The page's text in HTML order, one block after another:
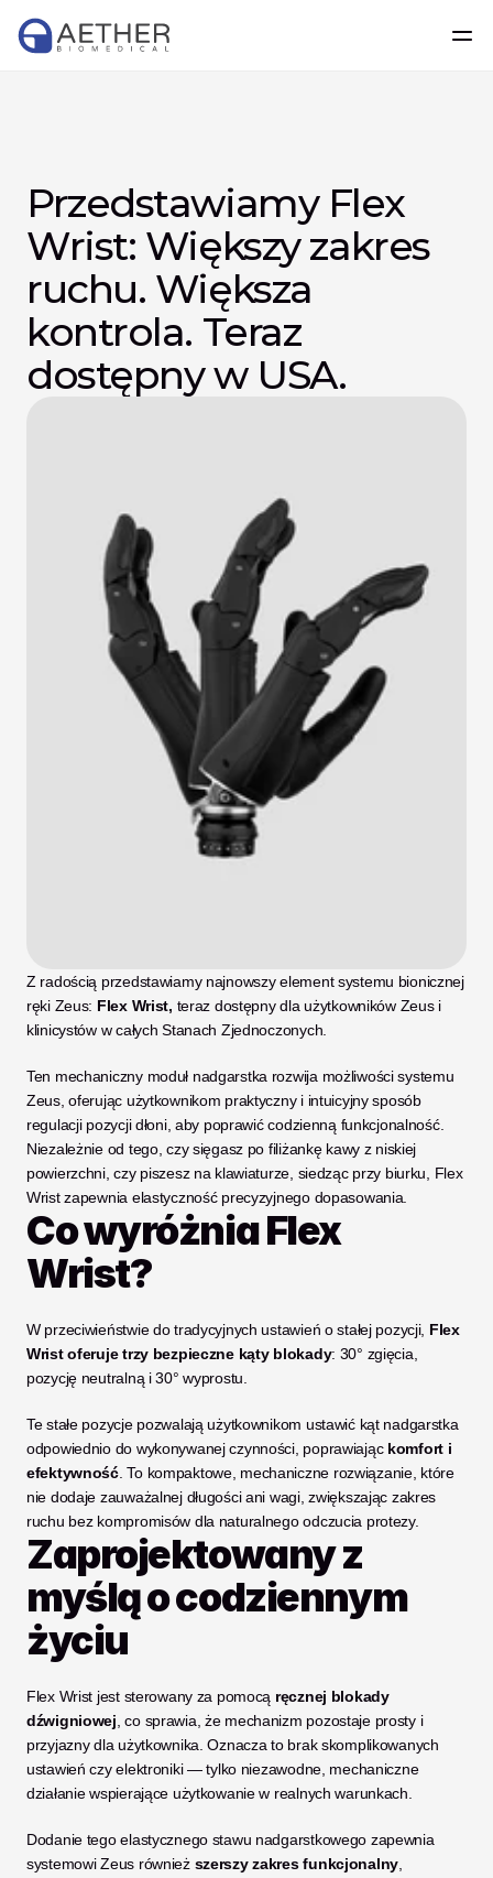
Przedstawiamy Flex
Wrist: Większy zakres
ruchu. Większa
kontrola. Teraz
dostępny w USA.
Z radością przedstawiamy najnowszy element systemu bionicznej
ręki Zeus: Flex Wrist, teraz dostępny dla użytkowników Zeus i
klinicystów w całych Stanach Zjednoczonych.
Ten mechaniczny moduł nadgarstka rozwija możliwości systemu
Zeus, oferując użytkownikom praktyczny i intuicyjny sposób
regulacji pozycji dłoni, aby poprawić codzienną funkcjonalność.
Niezależnie od tego, czy sięgasz po filiżankę kawy z niskiej
powierzchni, czy piszesz na klawiaturze, siedząc przy biurku, Flex
Wrist zapewnia elastyczność precyzyjnego dopasowania.
Co wyróżnia Flex
Wrist?
W przeciwieństwie do tradycyjnych ustawień o stałej pozycji, Flex
Wrist oferuje trzy bezpieczne kąty blokady: 30° zgięcia,
pozycję neutralną i 30° wyprostu.
Te stałe pozycje pozwalają użytkownikom ustawić kąt nadgarstka
odpowiednio do wykonywanej czynności, poprawiając komfort i
efektywność. To kompaktowe, mechaniczne rozwiązanie, które
nie dodaje zauważalnej długości ani wagi, zwiększając zakres
ruchu bez kompromisów dla naturalnego odczucia protezy.
Zaprojektowany z
myślą o codziennym
życiu
Flex Wrist jest sterowany za pomocą ręcznej blokady
dźwigniowej , co sprawia, że mechanizm pozostaje prosty i
przyjazny dla użytkownika. Oznacza to brak skomplikowanych
ustawień czy elektroniki — tylko niezawodne, mechaniczne
działanie wspierające użytkowanie w realnych warunkach.
Dodanie tego elastycznego stawu nadgarstkowego zapewnia
systemowi Zeus również szerszy zakres funkcjonalny